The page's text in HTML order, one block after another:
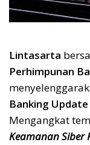
Lintasarta
Perhimpunan
Banking Update
Mengangkat
Keamanan Siber